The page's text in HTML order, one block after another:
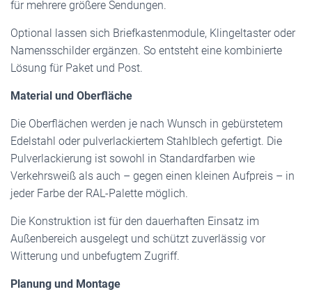
für mehrere größere Sendungen.
Optional lassen sich Briefkastenmodule, Klingeltaster oder
Namensschilder ergänzen. So entsteht eine kombinierte
Lösung für Paket und Post.
Material und Oberfläche
Die Oberflächen werden je nach Wunsch in gebürstetem
Edelstahl oder pulverlackiertem Stahlblech gefertigt. Die
Pulverlackierung ist sowohl in Standardfarben wie
Verkehrsweiß als auch – gegen einen kleinen Aufpreis – in
jeder Farbe der RAL-Palette möglich.
Die Konstruktion ist für den dauerhaften Einsatz im
Außenbereich ausgelegt und schützt zuverlässig vor
Witterung und unbefugtem Zugriff.
Planung und Montage